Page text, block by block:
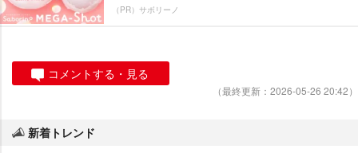
（PR）サボリーノ
コメントする・見る
（最終更新：2026-05-26 20:42）
新着トレンド